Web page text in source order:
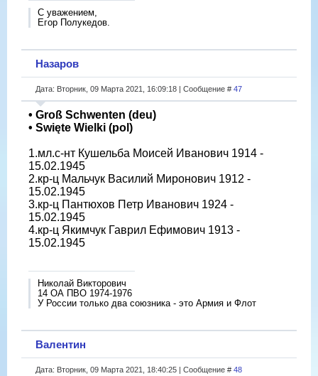
С уважением,
Егор Полукедов.
Назаров
Дата: Вторник, 09 Марта 2021, 16:09:18 | Сообщение # 47
• Groß Schwenten (deu)
• Swięte Wielki (pol)
1.мл.с-нт Кушельба Моисей Иванович 1914 -
15.02.1945
2.кр-ц Мальчук Василий Миронович 1912 -
15.02.1945
3.кр-ц Пантюхов Петр Иванович 1924 -
15.02.1945
4.кр-ц Якимчук Гаврил Ефимович 1913 -
15.02.1945
Николай Викторович
14 ОА ПВО 1974-1976
У России только два союзника - это Армия и Флот
Валентин
Дата: Вторник, 09 Марта 2021, 18:40:25 | Сообщение # 48